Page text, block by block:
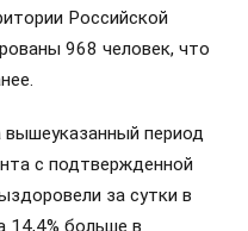
Российской
968 человек, что
период
с подтвержденной
за сутки в
14,4% больше в